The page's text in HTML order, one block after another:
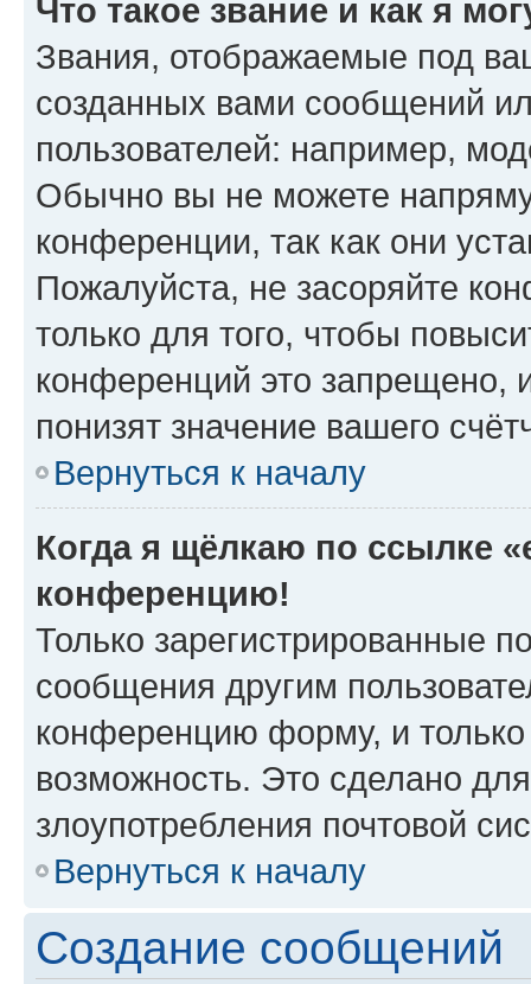
Что такое звание и как я
Звания, отображаемые под
созданных вами сообщений
пользователей: например,
Обычно вы не можете
конференции, так как они
Пожалуйста, не засоряйте
только для того, чтобы
конференций это запрещено,
понизят значение вашего
Вернуться к началу
Когда я щёлкаю по ссылке
конференцию!
Только зарегистрированные
сообщения другим
конференцию форму, и
возможность. Это сделано
злоупотребления почтовой
Вернуться к началу
Создание сообщений